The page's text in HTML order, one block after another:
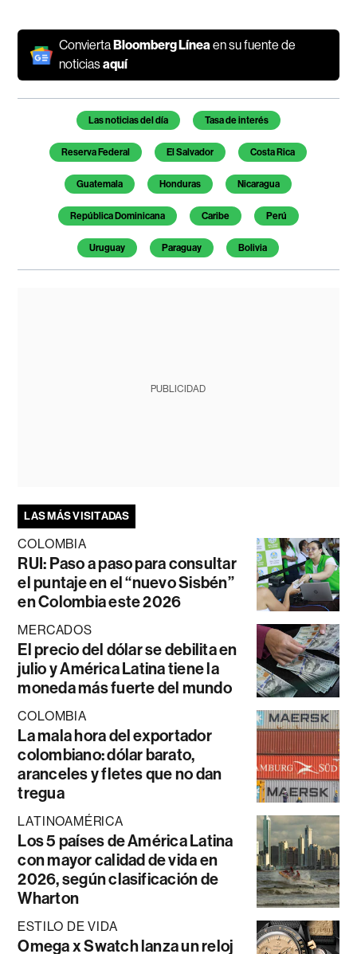
Convierta Bloomberg Líneaen su fuente de
noticiasaquí
Temas de este artículo
Las noticias del día Tasa de interés
Reserva Federal El Salvador Costa Rica
Guatemala Honduras Nicaragua
República Dominicana Caribe Perú
Uruguay Paraguay Bolivia
PUBLICIDAD
LAS MÁS VISITADAS
COLOMBIA
RUI: Paso a paso para consultar
el puntaje en el “nuevo Sisbén”
en Colombia este 2026
MERCADOS
El precio del dólar se debilita en
julio y América Latina tiene la
moneda más fuerte del mundo
COLOMBIA
La mala hora del exportador
colombiano: dólar barato,
aranceles y fletes que no dan
tregua
LATINOAMÉRICA
Los 5 países de América Latina
con mayor calidad de vida en
2026, según clasificación de
Wharton
ESTILO DE VIDA
Omega x Swatch lanza un reloj